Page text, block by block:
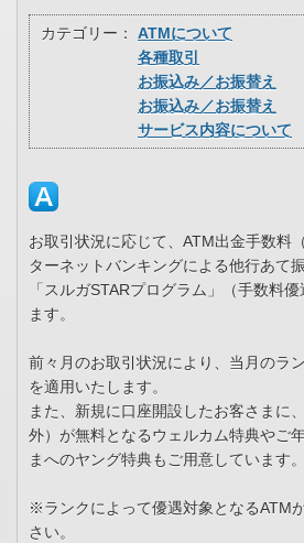
カテゴリー：
ATMについて
各種取引
お振込み／お振替え
お振込み／お振替え
サービス内容について
お取引状況に応じて、ATM出金手数料
ターネットバンキングによる他行あて
「スルガSTARプログラム」（手数料
ます。
前々月のお取引状況により、当月のラ
を適用いたします。
また、新規に口座開設したお客さまに
外）が無料となるウェルカム特典やご
まへのヤング特典もご用意しています。
※ランクによって優遇対象となるATM
さい。